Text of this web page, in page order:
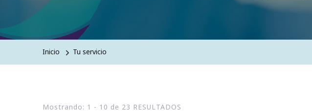
Inicio Tu servicio
Mostrando: 1 - 10 de 23 RESULTADOS